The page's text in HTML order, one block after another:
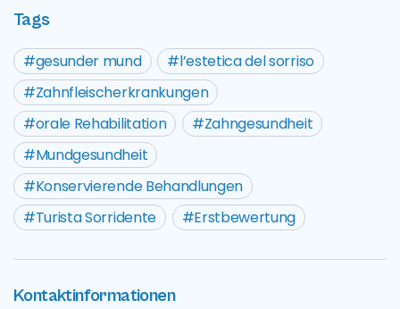
Tags
gesunder mund
l’estetica del sorriso
Zahnfleischerkrankungen
orale Rehabilitation
Zahngesundheit
Mundgesundheit
Konservierende Behandlungen
Turista Sorridente
Erstbewertung
Kontaktinformationen